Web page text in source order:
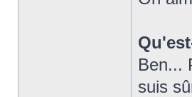
Ben...
suis